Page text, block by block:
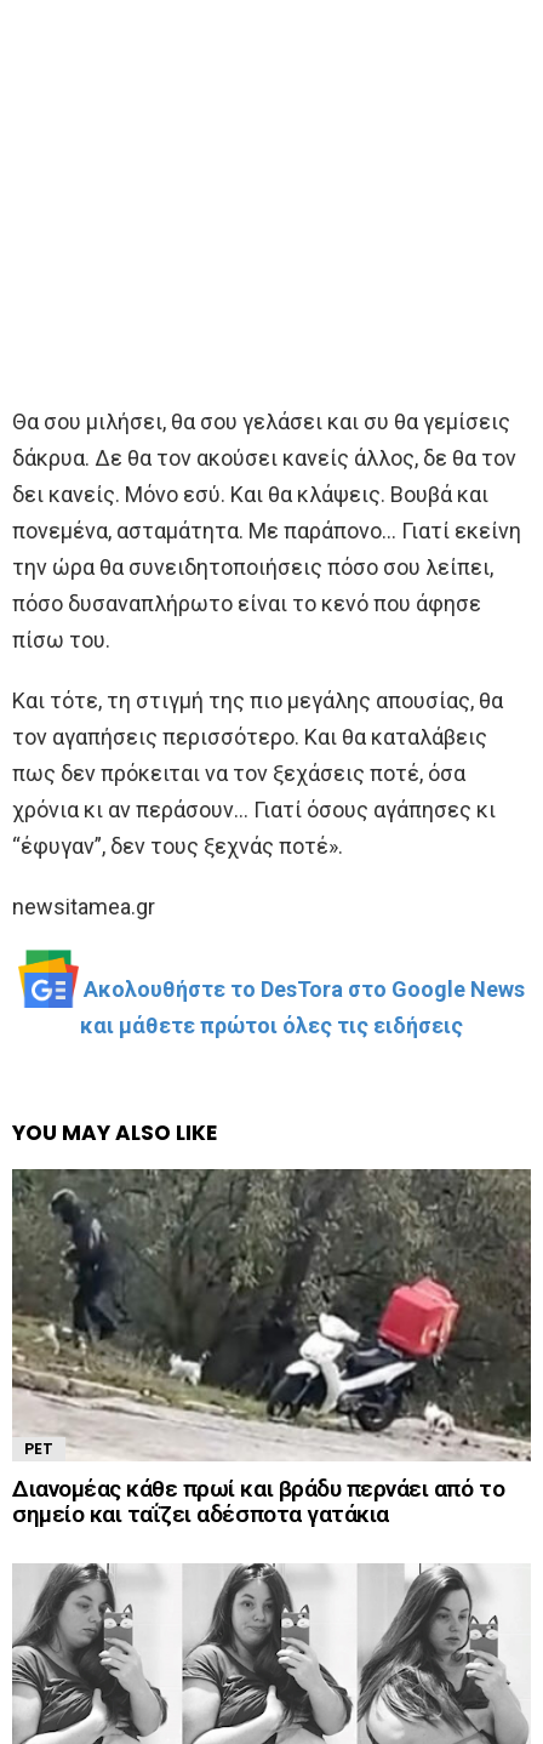
Θα σου μιλήσει, θα σου γελάσει και συ θα γεμίσεις
δάκρυα. Δε θα τον ακούσει κανείς άλλος, δε θα τον
δει κανείς. Μόνο εσύ. Και θα κλάψεις. Βουβά και
πονεμένα, ασταμάτητα. Με παράπονο… Γιατί εκείνη
την ώρα θα συνειδητοποιήσεις πόσο σου λείπει,
πόσο δυσαναπλήρωτο είναι το κενό που άφησε
πίσω του.
Και τότε, τη στιγμή της πιο μεγάλης απουσίας, θα
τον αγαπήσεις περισσότερο. Και θα καταλάβεις
πως δεν πρόκειται να τον ξεχάσεις ποτέ, όσα
χρόνια κι αν περάσουν… Γιατί όσους αγάπησες κι
“έφυγαν”, δεν τους ξεχνάς ποτέ».
newsitamea.gr
Ακολουθήστε το DesTora στο Google News
και μάθετε πρώτοι όλες τις ειδήσεις
YOU MAY ALSO LIKE
PET
Διανομέας κάθε πρωί και βράδυ περνάει από το
σημείο και ταΐζει αδέσποτα γατάκια